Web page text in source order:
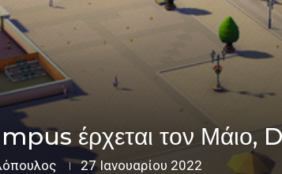
έρχεται τον Μάιο,
27 Ιανουαρίου 2022